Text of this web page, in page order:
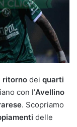
ritorno dei quarti
con l’Avellino
. Scopriamo
delle